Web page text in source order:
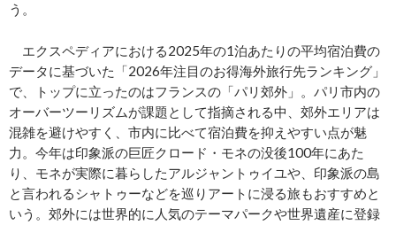
う。
エクスペディアにおける2025年の1泊あたりの平均宿泊費の
データに基づいた「2026年注目のお得海外旅行先ランキング」
で、トップに立ったのはフランスの「パリ郊外」。パリ市内の
オーバーツーリズムが課題として指摘される中、郊外エリアは
混雑を避けやすく、市内に比べて宿泊費を抑えやすい点が魅
力。今年は印象派の巨匠クロード・モネの没後100年にあた
り、モネが実際に暮らしたアルジャントゥイユや、印象派の島
と言われるシャトゥーなどを巡りアートに浸る旅もおすすめと
いう。郊外には世界的に人気のテーマパークや世界遺産に登録